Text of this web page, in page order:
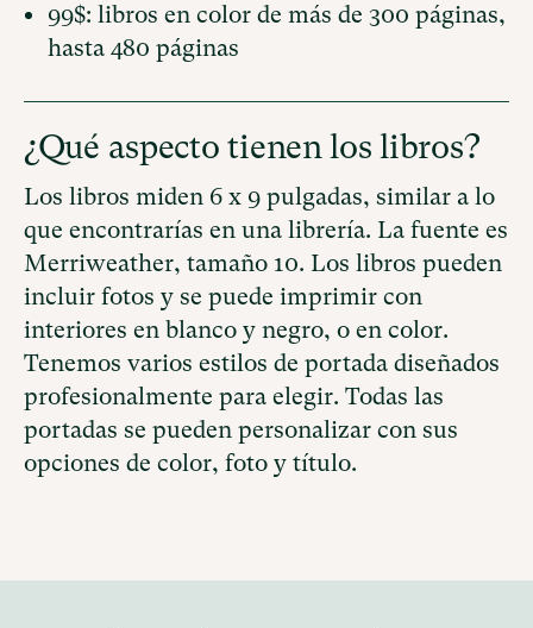
99$: libros en color de más de 300 páginas,
hasta 480 páginas
¿Qué aspecto tienen los libros?
Los libros miden 6 x 9 pulgadas, similar a lo
que encontrarías en una librería. La fuente es
Merriweather, tamaño 10. Los libros pueden
incluir fotos y se puede imprimir con
interiores en blanco y negro, o en color.
Tenemos varios estilos de portada diseñados
profesionalmente para elegir. Todas las
portadas se pueden personalizar con sus
opciones de color, foto y título.